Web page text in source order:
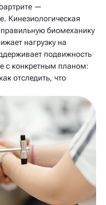
—
Кинезиологическая
биомеханику
нагрузку на
подвижность
с конкретным планом:
отследить, что